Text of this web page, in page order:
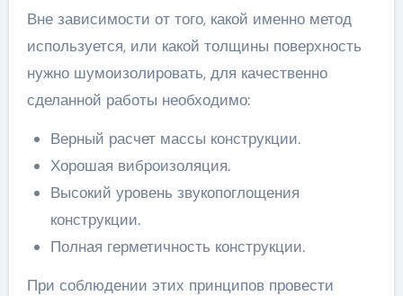
Вне зависимости от того, какой именно метод
используется, или какой толщины поверхность
нужно шумоизолировать, для качественно
сделанной работы необходимо:
Верный расчет массы конструкции.
Хорошая виброизоляция.
Высокий уровень звукопоглощения
конструкции.
Полная герметичность конструкции.
При соблюдении этих принципов провести